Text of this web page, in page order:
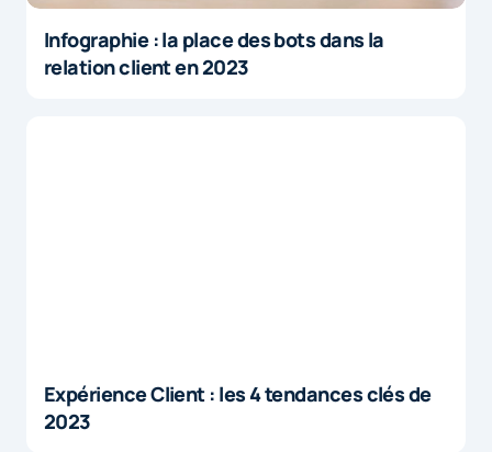
Infographie : la place des bots dans la
relation client en 2023
Expérience Client : les 4 tendances clés de
2023